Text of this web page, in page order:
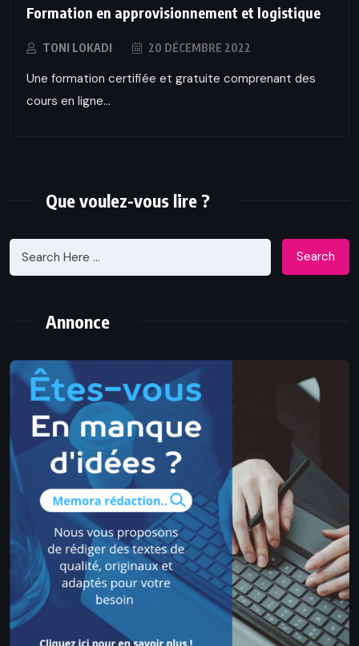
Formation en approvisionnement et logistique
TONI LOKADI 20 DÉCEMBRE 2022
Une formation certifiée et gratuite comprenant des
cours en ligne...
Que voulez-vous lire ?
Search
Annonce